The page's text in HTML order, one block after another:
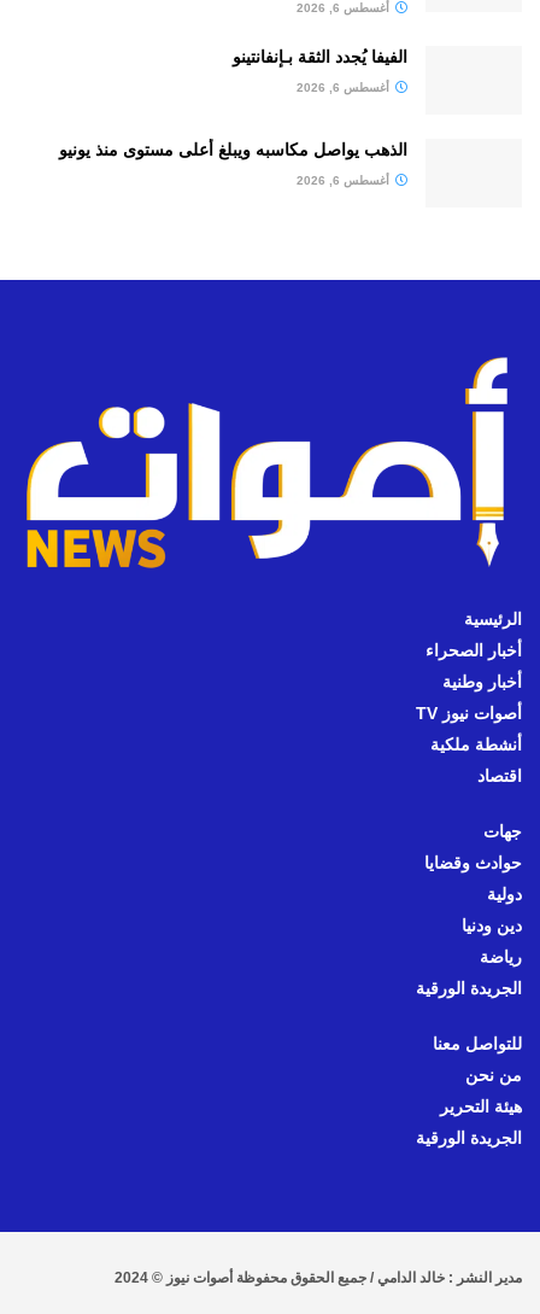
أغسطس 6, 2026
الفيفا يُجدد الثقة بـإنفانتينو
أغسطس 6, 2026
الذهب يواصل مكاسبه ويبلغ أعلى مستوى منذ يونيو
أغسطس 6, 2026
الرئيسية
أخبار الصحراء
أخبار وطنية
أصوات نيوز TV
أنشطة ملكية
اقتصاد
جهات
حوادث وقضايا
دولية
دين ودنيا
رياضة
الجريدة الورقية
للتواصل معنا
من نحن
هيئة التحرير
الجريدة الورقية
مدير النشر : خالد الدامي / جميع الحقوق محفوظة أصوات نيوز © 2024